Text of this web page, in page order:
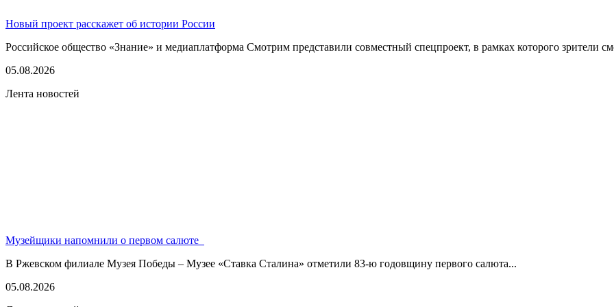
Новый проект расскажет об истории России
Российское общество «Знание» и медиаплатформа Смотрим представили совместный спецпроект, в рамках которого зрители
05.08.2026
Лента новостей
Музейщики напомнили о первом салюте
В Ржевском филиале Музея Победы – Музее «Ставка Сталина» отметили 83-ю годовщину первого салюта...
05.08.2026